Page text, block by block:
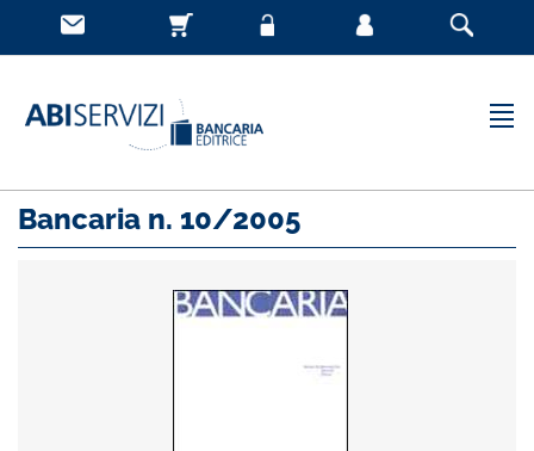
Bancaria n. 10/2005